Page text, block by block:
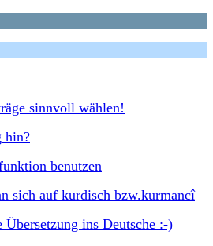
sinnvoll wählen!
hin?
benutzen
sich auf kurdisch bzw.kurmancî
ins Deutsche :-)